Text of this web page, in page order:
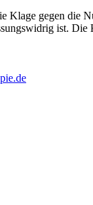
Klage gegen die
ist.